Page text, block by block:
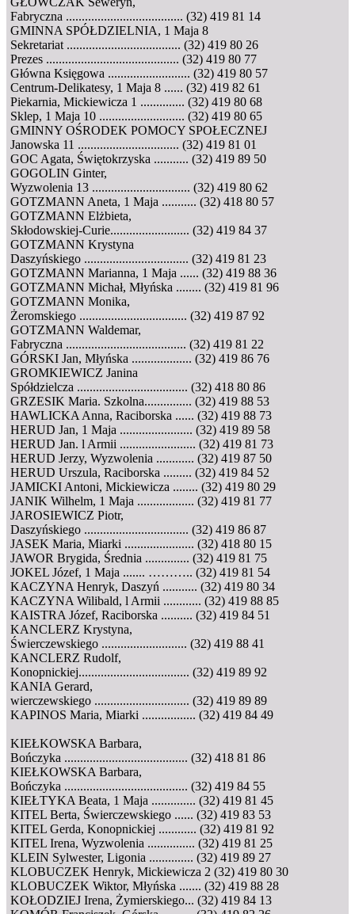
Fabryczna ..................................... (32) 419 81 14
GMINNA SPÓŁDZIELNIA, 1 Maja 8
Sekretariat .................................... (32) 419 80 26
Prezes .......................................... (32) 419 80 77
Główna Księgowa .......................... (32) 419 80 57
Centrum-Delikatesy, 1 Maja 8 ...... (32) 419 82 61
Piekarnia, Mickiewicza 1 .............. (32) 419 80 68
Sklep, 1 Maja 10 ........................... (32) 419 80 65
GMINNY OŚRODEK POMOCY SPOŁECZNEJ
Janowska 11 ................................ (32) 419 81 01
GOC Agata, Świętokrzyska ........... (32) 419 89 50
GOGOLIN Ginter,
Wyzwolenia 13 ............................... (32) 419 80 62
GOTZMANN Aneta, 1 Maja ........... (32) 418 80 57
GOTZMANN Elżbieta,
Skłodowskiej-Curie......................... (32) 419 84 37
GOTZMANN Krystyna
Daszyńskiego ................................. (32) 419 81 23
GOTZMANN Marianna, 1 Maja ...... (32) 419 88 36
GOTZMANN Michał, Młyńska ........ (32) 419 81 96
GOTZMANN Monika,
Żeromskiego .................................. (32) 419 87 92
GOTZMANN Waldemar,
Fabryczna ...................................... (32) 419 81 22
GÓRSKI Jan, Młyńska ................... (32) 419 86 76
GROMKIEWICZ Janina
Spółdzielcza ................................... (32) 418 80 86
GRZESIK Maria. Szkolna............... (32) 419 88 53
HAWLICKA Anna, Raciborska ...... (32) 419 88 73
HERUD Jan, 1 Maja ....................... (32) 419 89 58
HERUD Jan. l Armii ........................ (32) 419 81 73
HERUD Jerzy, Wyzwolenia ............ (32) 419 87 50
HERUD Urszula, Raciborska ......... (32) 419 84 52
JAMICKI Antoni, Mickiewicza ........ (32) 419 80 29
JANIK Wilhelm, 1 Maja .................. (32) 419 81 77
JAROSIEWICZ Piotr,
Daszyńskiego ................................. (32) 419 86 87
JASEK Maria, Miarki ...................... (32) 418 80 15
JAWOR Brygida, Średnia .............. (32) 419 81 75
JOKEL Józef, 1 Maja ....... ……….. (32) 419 81 54
KACZYNA Henryk, Daszyń ........... (32) 419 80 34
KACZYNA Wilibald, l Armii ............ (32) 419 88 85
KAISTRA Józef, Raciborska .......... (32) 419 84 51
KANCLERZ Krystyna,
Świerczewskiego ........................... (32) 419 88 41
KANCLERZ Rudolf,
Konopnickiej................................... (32) 419 89 92
KANIA Gerard,
wierczewskiego .............................. (32) 419 89 89
KAPINOS Maria, Miarki ................. (32) 419 84 49
KIEŁKOWSKA Barbara,
Bończyka ....................................... (32) 418 81 86
KIEŁKOWSKA Barbara,
Bończyka ....................................... (32) 419 84 55
KIEŁTYKA Beata, 1 Maja .............. (32) 419 81 45
KITEL Berta, Świerczewskiego ...... (32) 419 83 53
KITEL Gerda, Konopnickiej ............ (32) 419 81 92
KITEL Irena, Wyzwolenia ............... (32) 419 81 25
KLEIN Sylwester, Ligonia .............. (32) 419 89 27
KLOBUCZEK Henryk, Mickiewicza 2 (32) 419 80 30
KLOBUCZEK Wiktor, Młyńska ....... (32) 419 88 28
KOŁODZIEJ Irena, Żymierskiego... (32) 419 84 13